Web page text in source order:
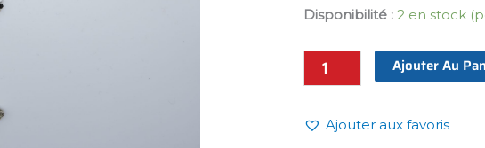
Disponibilité : 2 en stock
Terço
"Luz
–
Ajouter Au
Ajouter aux favoris